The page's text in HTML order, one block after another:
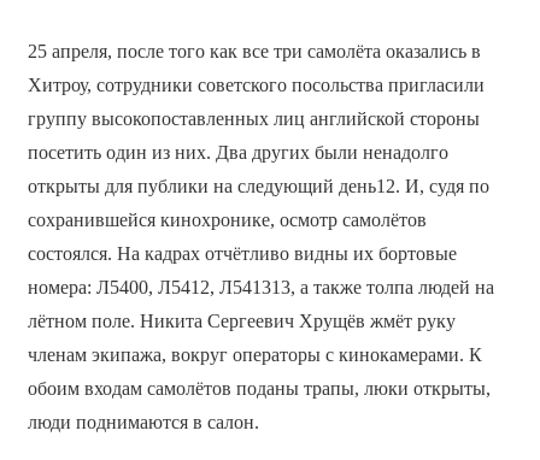
25 апреля, после того как все три самолёта оказались в
Хитроу, сотрудники советского посольства пригласили
группу высокопоставленных лиц английской стороны
посетить один из них. Два других были ненадолго
открыты для публики на следующий день12. И, судя по
сохранившейся кинохронике, осмотр самолётов
состоялся. На кадрах отчётливо видны их бортовые
номера: Л5400, Л5412, Л541313, а также толпа людей на
лётном поле. Никита Сергеевич Хрущёв жмёт руку
членам экипажа, вокруг операторы с кинокамерами. К
обоим входам самолётов поданы трапы, люки открыты,
люди поднимаются в салон.